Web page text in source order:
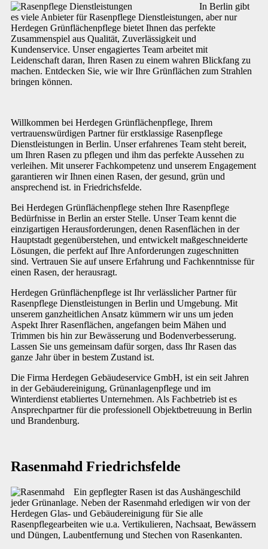
In Berlin gibt
es viele Anbieter für Rasenpflege Dienstleistungen, aber nur
Herdegen Grünflächenpflege bietet Ihnen das perfekte
Zusammenspiel aus Qualität, Zuverlässigkeit und
Kundenservice. Unser engagiertes Team arbeitet mit
Leidenschaft daran, Ihren Rasen zu einem wahren Blickfang zu
machen. Entdecken Sie, wie wir Ihre Grünflächen zum Strahlen
bringen können.
Willkommen bei Herdegen Grünflächenpflege, Ihrem
vertrauenswürdigen Partner für erstklassige Rasenpflege
Dienstleistungen in Berlin. Unser erfahrenes Team steht bereit,
um Ihren Rasen zu pflegen und ihm das perfekte Aussehen zu
verleihen. Mit unserer Fachkompetenz und unserem Engagement
garantieren wir Ihnen einen Rasen, der gesund, grün und
ansprechend ist. in Friedrichsfelde.
Bei Herdegen Grünflächenpflege stehen Ihre Rasenpflege
Bedürfnisse in Berlin an erster Stelle. Unser Team kennt die
einzigartigen Herausforderungen, denen Rasenflächen in der
Hauptstadt gegenüberstehen, und entwickelt maßgeschneiderte
Lösungen, die perfekt auf Ihre Anforderungen zugeschnitten
sind. Vertrauen Sie auf unsere Erfahrung und Fachkenntnisse für
einen Rasen, der herausragt.
Herdegen Grünflächenpflege ist Ihr verlässlicher Partner für
Rasenpflege Dienstleistungen in Berlin und Umgebung. Mit
unserem ganzheitlichen Ansatz kümmern wir uns um jeden
Aspekt Ihrer Rasenflächen, angefangen beim Mähen und
Trimmen bis hin zur Bewässerung und Bodenverbesserung.
Lassen Sie uns gemeinsam dafür sorgen, dass Ihr Rasen das
ganze Jahr über in bestem Zustand ist.
Die Firma Herdegen Gebäudeservice GmbH, ist ein seit Jahren
in der Gebäudereinigung, Grünanlagenpflege und im
Winterdienst etabliertes Unternehmen. Als Fachbetrieb ist es
Ansprechpartner für die professionell Objektbetreuung in Berlin
und Brandenburg.
Rasenmahd Friedrichsfelde
Ein gepflegter Rasen ist das Aushängeschild
jeder Grünanlage. Neben der Rasenmahd erledigen wir von der
Herdegen Glas- und Gebäudereinigung für Sie alle
Rasenpflegearbeiten wie u.a. Vertikulieren, Nachsaat, Bewässern
und Düngen, Laubentfernung und Stechen von Rasenkanten.